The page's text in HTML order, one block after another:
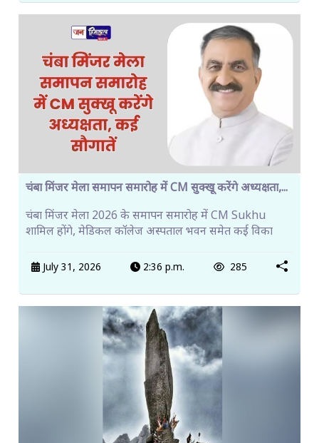
चंबा मिंजर मेला समापन समारोह में CM सुक्खू करेंगे अध्यक्षता,...
चंबा मिंजर मेला 2026 के समापन समारोह में CM Sukhu
शामिल होंगे, मेडिकल कॉलेज अस्पताल भवन समेत कई विका
July 31, 2026 2:36 p.m. 285